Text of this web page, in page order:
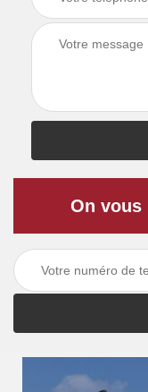
On vous